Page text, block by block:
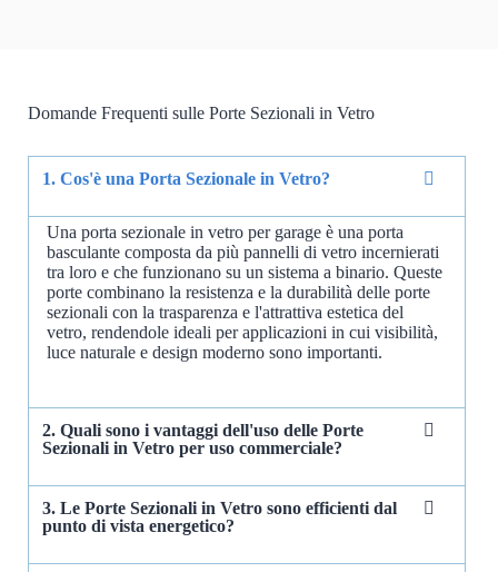
Domande Frequenti sulle Porte Sezionali in Vetro
1. Cos'è una Porta Sezionale in Vetro?
Una porta sezionale in vetro per garage è una porta
basculante composta da più pannelli di vetro incernierati
tra loro e che funzionano su un sistema a binario. Queste
porte combinano la resistenza e la durabilità delle porte
sezionali con la trasparenza e l'attrattiva estetica del
vetro, rendendole ideali per applicazioni in cui visibilità,
luce naturale e design moderno sono importanti.
2. Quali sono i vantaggi dell'uso delle Porte
Sezionali in Vetro per uso commerciale?
3. Le Porte Sezionali in Vetro sono efficienti dal
punto di vista energetico?